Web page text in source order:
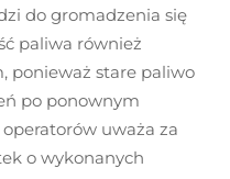
do gromadzenia się
paliwa również
ponieważ stare paliwo
po ponownym
uważa za
o wykonanych